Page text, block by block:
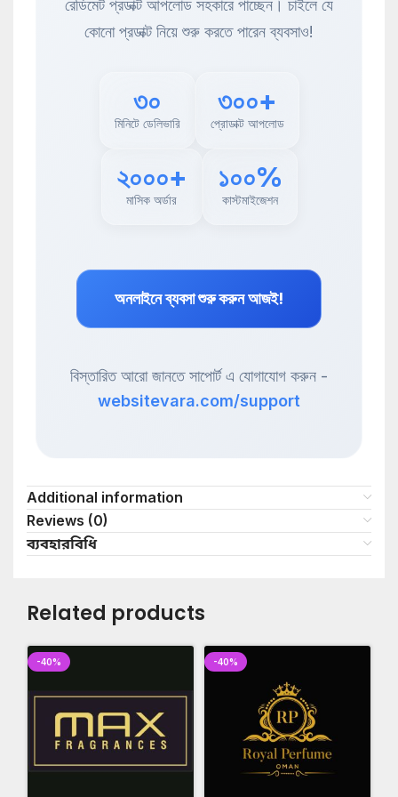
রেডিমেট প্রডাক্ট আপলোড সহকারে পাচ্ছেন। চাইলে যে
কোনো প্রডাক্ট নিয়ে শুরু করতে পারেন ব্যবসাও!
৩০
মিনিটে ডেলিভারি
৩০০+
প্রোডাক্ট আপলোড
২০০০+
মাসিক অর্ডার
১০০%
কাস্টমাইজেশন
অনলাইনে ব্যবসা শুরু করুন আজই!
বিস্তারিত আরো জানতে সাপোর্ট এ যোগাযোগ করুন -
websitevara.com/support
Additional information
Reviews (0)
ব্যবহারবিধি
Related products
-40% -40%